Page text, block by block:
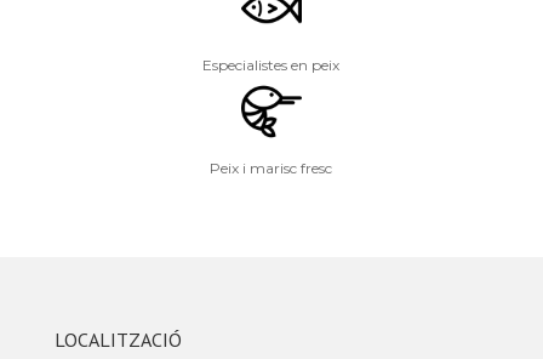
Especialistes en peix
Peix i marisc fresc
LOCALITZACIÓ